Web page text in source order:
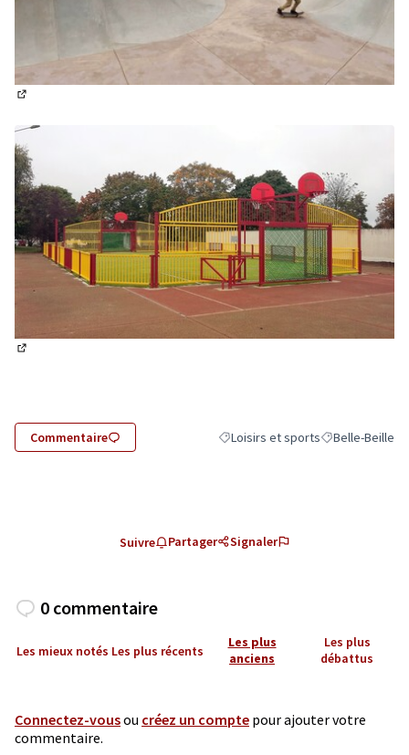
Commentaire Filtrer les résultats de la
Loisirs et sportsFiltrer les
Belle-Beille
Suivre Partager Signaler
0 commentaire
Les mieux notés Les plus récents
Les plus
anciens
Les plus
débattus
Connectez-vousou créez un compte pour ajouter votre
commentaire.